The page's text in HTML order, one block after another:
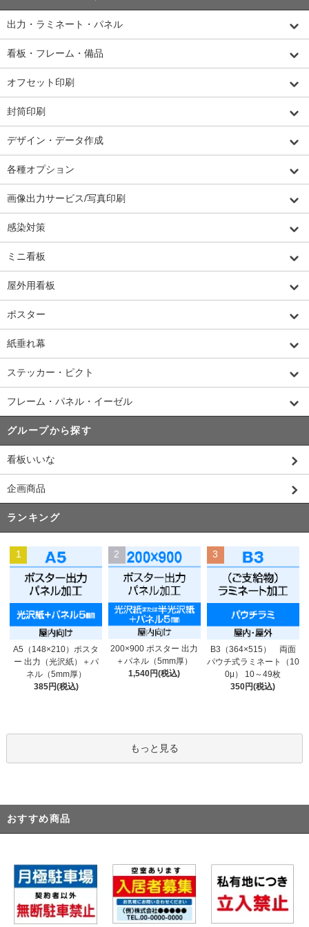
出力・ラミネート・パネル
看板・フレーム・備品
オフセット印刷
封筒印刷
デザイン・データ作成
各種オプション
画像出力サービス/写真印刷
感染対策
ミニ看板
屋外用看板
ポスター
紙垂れ幕
ステッカー・ピクト
フレーム・パネル・イーゼル
グループから探す
看板いいな
企画商品
ランキング
1
A5（148×210）ポスタ
ー 出力（光沢紙）＋パ
ネル（5mm厚）
385円(税込)
2
200×900 ポスター 出力
＋パネル（5mm厚）
1,540円(税込)
3
B3（364×515） 両面
パウチ式ラミネート（10
0μ） 10～49枚
350円(税込)
もっと見る
おすすめ商品